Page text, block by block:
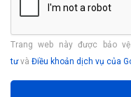
Trang web này được bảo vệ
tưvà Điều khoản dịch vụ của